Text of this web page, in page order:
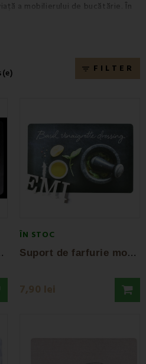
a mobilierului de bucătărie. În
pentru farfurii din plastic, dar
filter_list FILTER
Meniu
ÎN STOC
S
uport de farfurie model Busuioc
7,90 lei